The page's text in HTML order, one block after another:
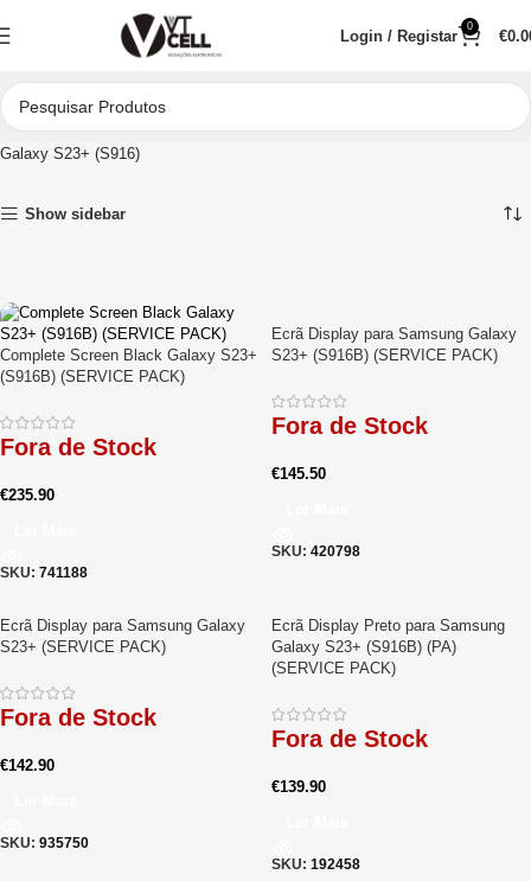
Login / Registar
0
€
Início Peças para Reparações Telemóveis Samsung Galaxy S
Galaxy S23+ (S916)
Show sidebar
Complete Screen Black Galaxy S23+
(S916B) (SERVICE PACK)
Fora de Stock
€235.90
SKU: 741188
Ecrã Display para Samsung Galaxy
S23+ (S916B) (SERVICE PACK)
Fora de Stock
€145.50
SKU: 420798
Ecrã Display para Samsung Galaxy
S23+ (SERVICE PACK)
Fora de Stock
€142.90
SKU: 935750
Ecrã Display Preto para Samsung
Galaxy S23+ (S916B) (PA)
(SERVICE PACK)
Fora de Stock
€139.90
SKU: 192458